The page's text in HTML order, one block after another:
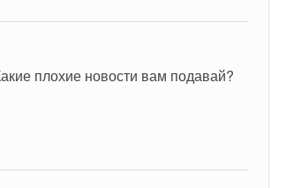
плохие новости вам подавай?